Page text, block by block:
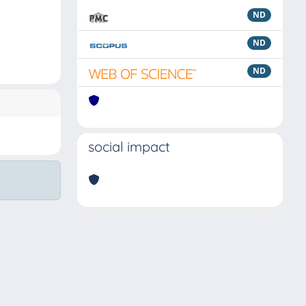
ND
ND
ND
social impact